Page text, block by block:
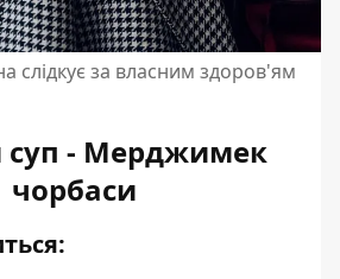
слідкує за власним здоров'ям
суп - Мерджимек
чорбаси